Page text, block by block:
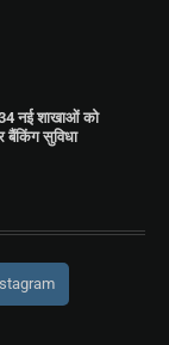
नई शाखाओं को
बैंकिंग सुविधा